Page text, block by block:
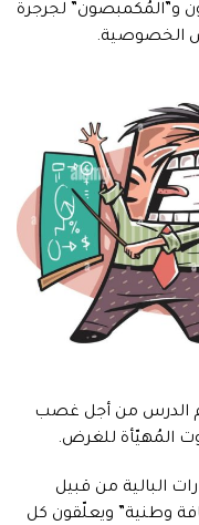
و”المُكمبصون” لجرجرة
الخصوصية.
الدرس من أجل غصب
المُهيّأة للغرض.
البالية من قبيل
وطنية” ويعلّقون كل